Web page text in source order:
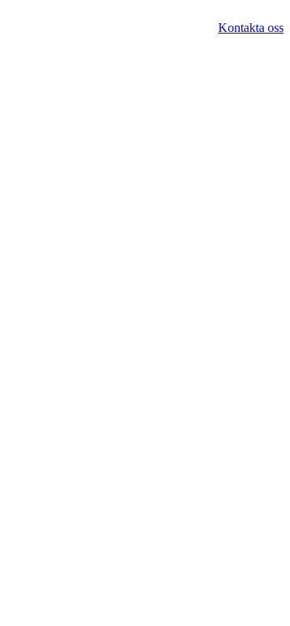
Kontakta oss